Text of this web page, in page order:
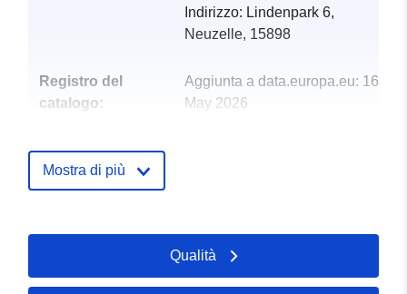
Indirizzo: Lindenpark 6,
Neuzelle, 15898
Registro del
catalogo:
Aggiunta a data.europa.eu: 16
May 2026
52.0519 ], [ 14.6636,
52.0569 ] ]
Mostra di più
Qualità